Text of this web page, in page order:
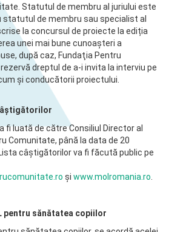
Statutul de membru al juriului este
statutul de membru sau specialist al
la concursul de proiecte la ediția
unei mai bune cunoaşteri a
după caz, Fundaţia Pentru
dreptul de a-i invita la interviu pe
şi conducătorii proiectului.
fi luată de către Consiliul Director al
Comunitate, până la data de 20
câştigătorilor va fi făcută public pe
și www.molromania.ro
pentru sănătatea copiilor